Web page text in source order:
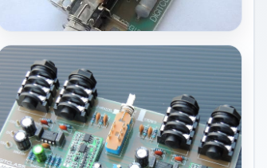
BRD-01
BRIDGE ADAPTOR MODULE BRD-01
150 View Details